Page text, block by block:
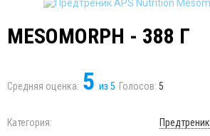
MESOMORPH - 388 Г
Средняя оценка: 5 из 5 Голосов: 5
Категория:
Предтреник